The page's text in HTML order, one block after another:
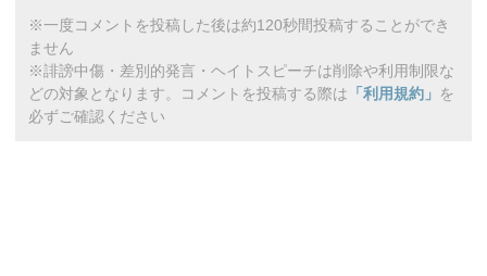
※一度コメントを投稿した後は約120秒間投稿することができ
ません
※誹謗中傷・差別的発言・ヘイトスピーチは削除や利用制限な
どの対象となります。コメントを投稿する際は 「利用規約」 を
必ずご確認ください